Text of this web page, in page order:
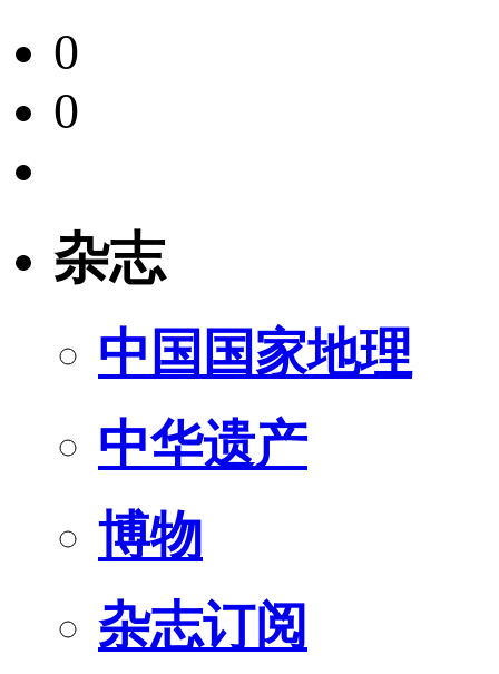
0
0
杂志
中国国家地理
中华遗产
博物
杂志订阅